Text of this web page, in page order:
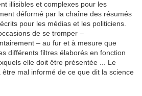
illisibles et complexes pour les
déformé par la chaîne des résumés
pour les médias et les politiciens.
de se tromper –
– ​​au fur et à mesure que
différents filtres élaborés en fonction
elle doit être présentée ... Le
mal informé de ce que dit la science